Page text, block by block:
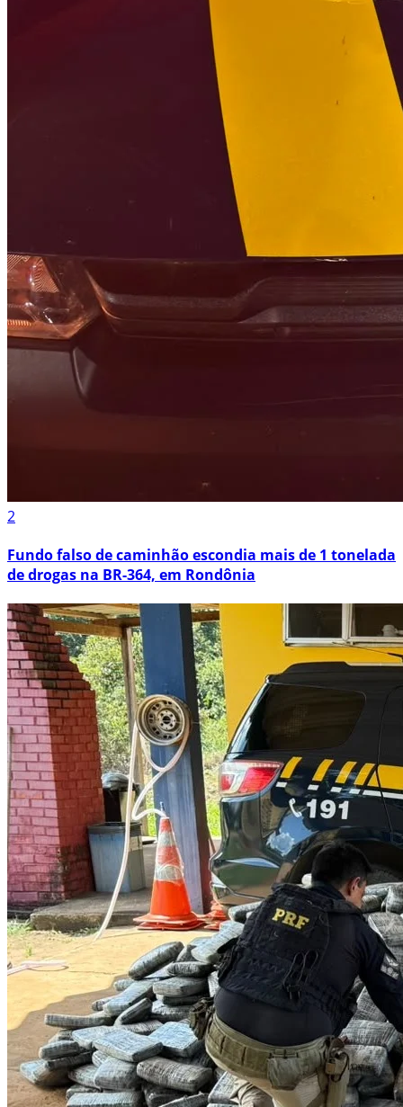
2
Fundo falso de caminhão escondia mais de 1 tonelada
de drogas na BR-364, em Rondônia